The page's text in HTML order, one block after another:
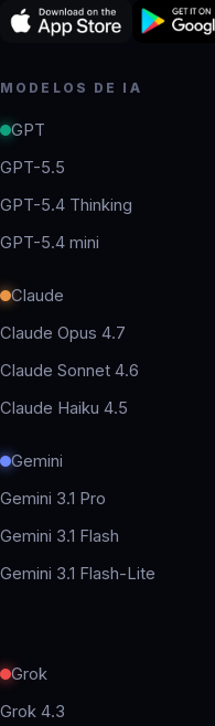
MODELOS DE IA
GPT
GPT-5.5
GPT-5.4 Thinking
GPT-5.4 mini
Claude
Claude Opus 4.7
Claude Sonnet 4.6
Claude Haiku 4.5
Gemini
Gemini 3.1 Pro
Gemini 3.1 Flash
Gemini 3.1 Flash-Lite
Grok
Grok 4.3